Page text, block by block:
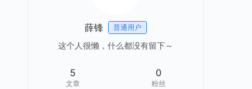
薛锋 普通用户
这个人很懒，什么都没有留下～
5
文章
0
粉丝